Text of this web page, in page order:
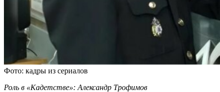
Фото: кадры из сериалов
Роль в «Кадетстве»: Александр Трофимов